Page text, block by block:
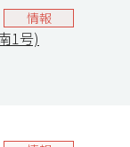
情報
1号)